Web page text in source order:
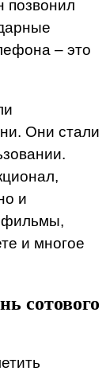
позвонил
– это
Они стали
и
фильмы,
и многое
сотового